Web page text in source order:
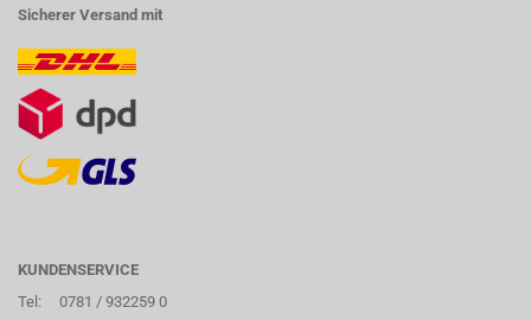
Sicherer Versand mit
KUNDENSERVICE
Tel:
0781 / 932259 0